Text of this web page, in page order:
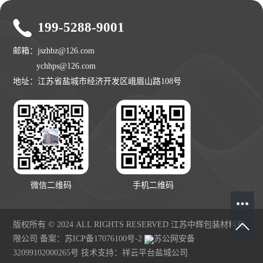
199-5288-9001
邮箱：jszhbz@126.com
ychhps@126.com
地址：江苏省盐城市经济开发区峨眉山路108号
微信二维码 手机二维码
版权所有 © 2024 ALL RIGHTS RESERVED 江苏中辉包装材料有
限公司 备案： 苏ICP备17076100号-2
苏公网安备
32099102000265号 技术支持：祥云平台盐城公司